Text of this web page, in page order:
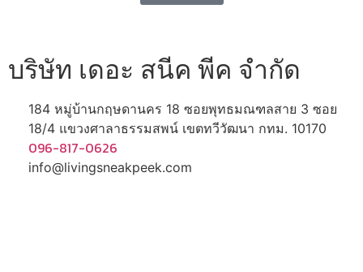
บริษัท เดอะ สนีค พีค จำกัด
184 หมู่บ้านกฤษดานคร 18 ซอยพุทธมณฑลสาย 3 ซอย
18/4 แขวงศาลาธรรมสพน์ เขตทวีวัฒนา กทม. 10170
096-817-0626
info@livingsneakpeek.com